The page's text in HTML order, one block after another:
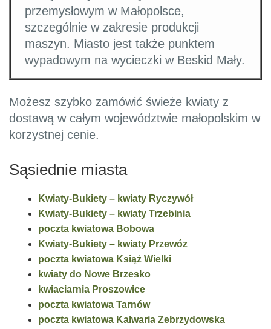
przemysłowym w Małopolsce,
szczególnie w zakresie produkcji
maszyn. Miasto jest także punktem
wypadowym na wycieczki w Beskid Mały.
Możesz szybko zamówić świeże kwiaty z
dostawą w całym województwie małopolskim w
korzystnej cenie.
Sąsiednie miasta
Kwiaty-Bukiety – kwiaty Ryczywół
Kwiaty-Bukiety – kwiaty Trzebinia
poczta kwiatowa Bobowa
Kwiaty-Bukiety – kwiaty Przewóz
poczta kwiatowa Książ Wielki
kwiaty do Nowe Brzesko
kwiaciarnia Proszowice
poczta kwiatowa Tarnów
poczta kwiatowa Kalwaria Zebrzydowska